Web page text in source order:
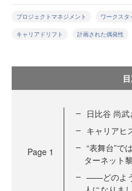
プロジェクトマネジメント ワークスタ
キャリアドリフト 計画された偶発性
Page 1
日比谷 尚
キャリアヒ
“表舞台”で
ターネット
——どのよ